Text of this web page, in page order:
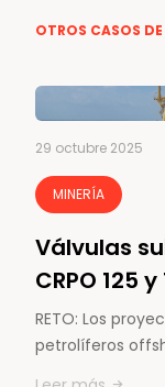
OTROS CASOS
29 octubre 2025
MINERÍA
Válvulas
CRPO 125
RETO: Los
petrolíferos